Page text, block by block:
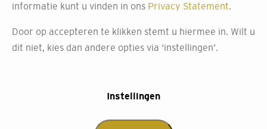
Perfecte montage met
onze montageservice
informatie kunt u vinden in ons Privacy Statement.
Door op accepteren te klikken stemt u hiermee in. Wilt u
dit niet, kies dan andere opties via ‘instellingen’.
Instellingen